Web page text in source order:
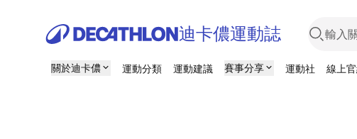
迪卡儂運動誌
關於迪卡儂 運動分類 運動建議 賽事分享 運動社 線上